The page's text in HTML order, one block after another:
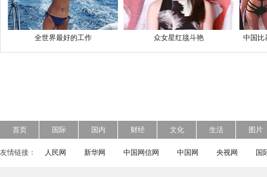
全世界最好的工作 众女星红毯斗艳 中国比
首页 国际 国内 财经 文化 生活 图片
友情链接： 人民网 新华网 中国网信网 中国网 央视网 国